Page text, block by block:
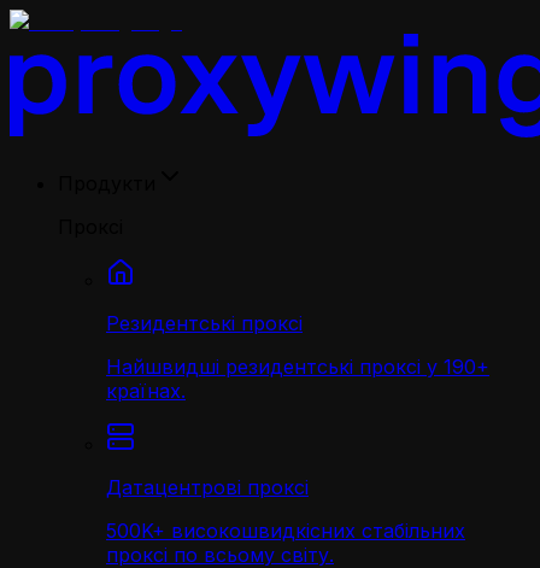
Резидентські проксі
Найшвидші резидентські проксі у 190+
країнах.
Датацентрові проксі
500K+ високошвидкісних стабільних
проксі по всьому світу.